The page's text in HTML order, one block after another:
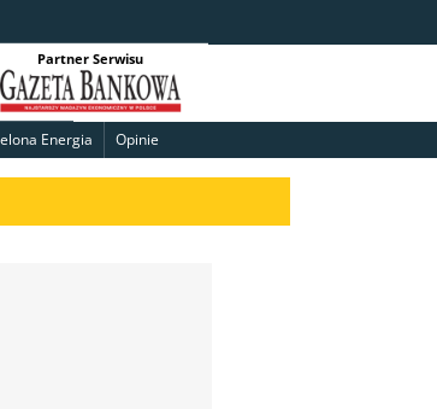
Partner Serwisu
Energia Opinie